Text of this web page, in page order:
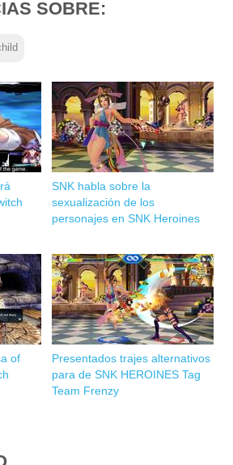
SOBRE:
SNK habla sobre la
sexualización de los
personajes en SNK Heroines
of
Presentados trajes alternativos
para de SNK HEROINES Tag
Team Frenzy